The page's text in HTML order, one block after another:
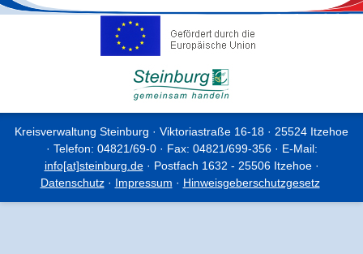
Kreisverwaltung Steinburg · Viktoriastraße 16-18 · 25524 Itzehoe
· Telefon: 04821/69-0 · Fax: 04821/699-356 · E-Mail:
info[at]steinburg.de· Postfach 1632 - 25506 Itzehoe ·
Datenschutz· Impressum · Hinweisgeberschutzgesetz